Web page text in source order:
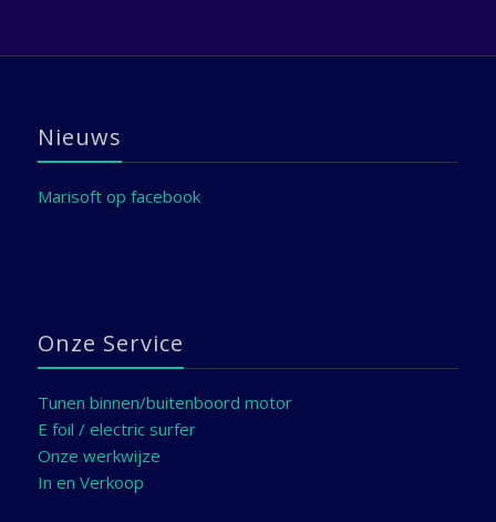
Nieuws
Marisoft op facebook
Onze Service
Tunen binnen/buitenboord motor
E foil / electric surfer
Onze werkwijze
In en Verkoop